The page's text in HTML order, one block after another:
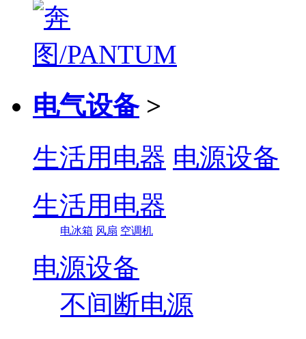
电气设备 >
生活用电器 电源设备
生活用电器
电冰箱 风扇 空调机
电源设备
不间断电源